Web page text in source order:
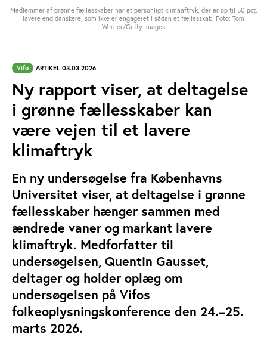
Medlemmer af grønne fællesskaber har et personligt klimaaftryk, der er op til 50 pct.
lavere end danskere, som ikke er engageret i sådan et fællesskab. Foto: Tom
Werner/Getty Images
Vifo ARTIKEL 03.03.2026
Ny rapport viser, at deltagelse
i grønne fællesskaber kan
være vejen til et lavere
klimaftryk
En ny undersøgelse fra Københavns
Universitet viser, at deltagelse i grønne
fællesskaber hænger sammen med
ændrede vaner og markant lavere
klimaftryk. Medforfatter til
undersøgelsen, Quentin Gausset,
deltager og holder oplæg om
undersøgelsen på Vifos
folkeoplysningskonference den 24.–25.
marts 2026.